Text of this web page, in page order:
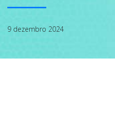
GALERIA
9 dezembro 2024